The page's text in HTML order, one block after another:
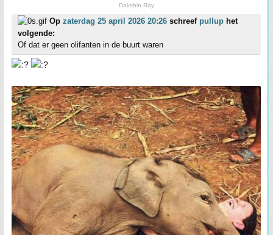
Dakshin Ray
Op zaterdag 25 april 2026 20:26 schreef pullup het
volgende:
Of dat er geen olifanten in de buurt waren